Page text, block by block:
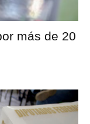
más de 20